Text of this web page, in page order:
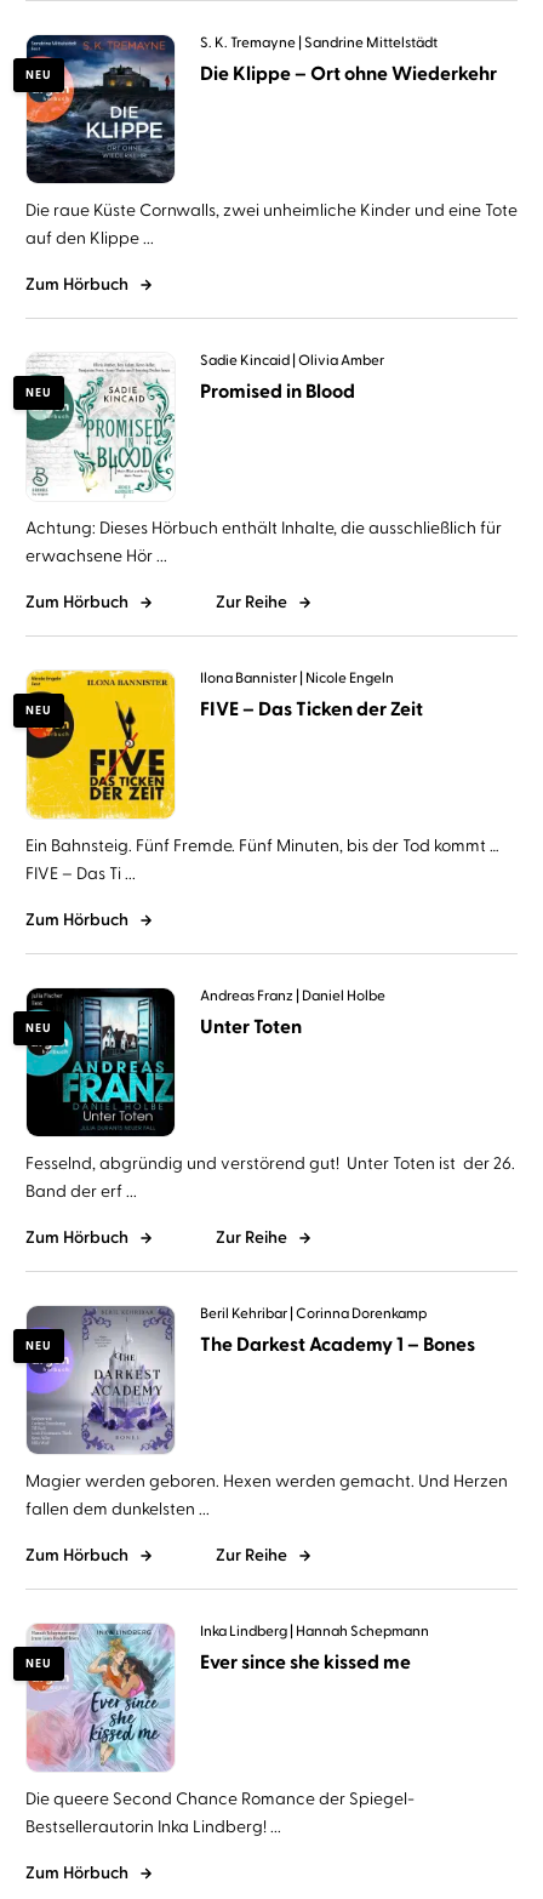
NEU
S. K. Tremayne Sandrine Mittelstädt
Die Klippe – Ort ohne Wiederkehr
Die raue Küste Cornwalls, zwei unheimliche Kinder und eine Tote
auf den Klippe ...
Zum Hörbuch
NEU
Sadie Kincaid Olivia Amber
Promised in Blood
Achtung: Dieses Hörbuch enthält Inhalte, die ausschließlich für
erwachsene Hör ...
Zum Hörbuch Zur Reihe
NEU
Ilona Bannister Nicole Engeln
FIVE – Das Ticken der Zeit
Ein Bahnsteig. Fünf Fremde. Fünf Minuten, bis der Tod kommt …
FIVE – Das Ti ...
Zum Hörbuch
NEU
Andreas Franz Daniel Holbe
Unter Toten
Fesselnd, abgründig und verstörend gut! Unter Toten ist der 26.
Band der erf ...
Zum Hörbuch Zur Reihe
NEU
Beril Kehribar Corinna Dorenkamp
The Darkest Academy 1 – Bones
Magier werden geboren. Hexen werden gemacht. Und Herzen
fallen dem dunkelsten ...
Zum Hörbuch Zur Reihe
NEU
Inka Lindberg Hannah Schepmann
Ever since she kissed me
Die queere Second Chance Romance der Spiegel-
Bestsellerautorin Inka Lindberg! ...
Zum Hörbuch